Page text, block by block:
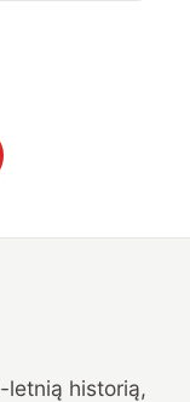
-letnią historią,